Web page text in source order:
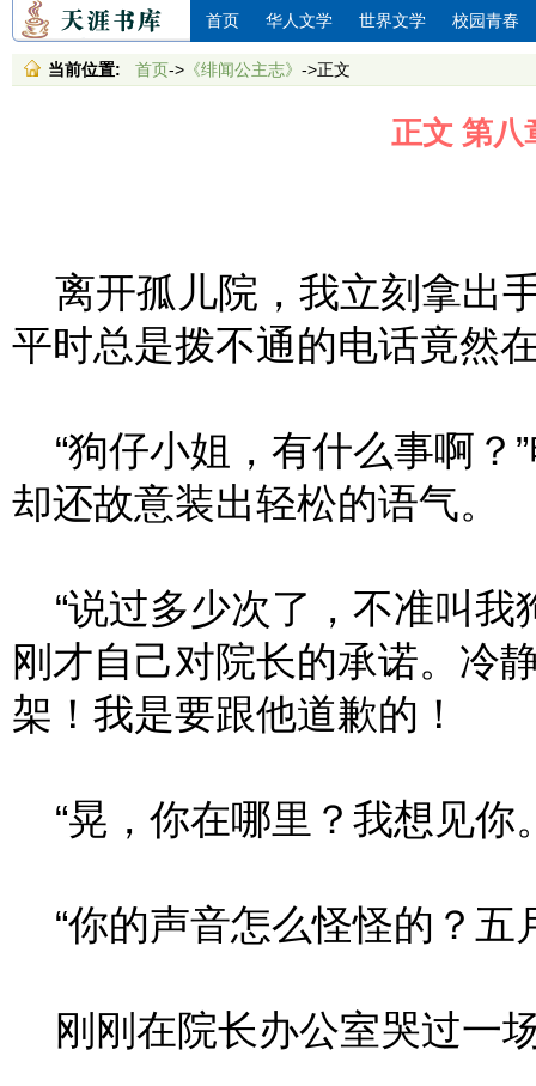
首页 华人文学 世界文学 校园青春
当前位置: 首页-> 《绯闻公主志》 ->正文
正文 第八
离开孤儿院，我立刻拿出
平时总是拨不通的电话竟然
“狗仔小姐，有什么事啊？
却还故意装出轻松的语气。
“说过多少次了，不准叫我
刚才自己对院长的承诺。冷
架！我是要跟他道歉的！
“晃，你在哪里？我想见你
“你的声音怎么怪怪的？五
刚刚在院长办公室哭过一